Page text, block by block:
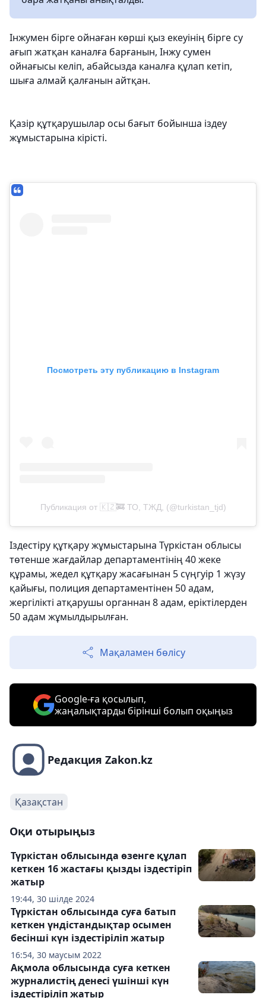
Інжумен бірге ойнаған көрші қыз екеуінің бірге су
ағып жатқан каналға барғанын, Інжу сумен
ойнағысы келіп, абайсызда каналға құлап кетіп,
шыға алмай қалғанын айтқан.
Қазір құтқарушылар осы бағыт бойынша іздеу
жұмыстарына кірісті.
Посмотреть эту публикацию в Instagram
Публикация от 🇰🇿🚒 ТО, ТЖД, (@turkistan_tjd)
Іздестіру құтқару жұмыстарына Түркістан облысы
төтенше жағдайлар департаментінің 40 жеке
құрамы, жедел құтқару жасағынан 5 сүңгуір 1 жүзу
қайығы, полиция департаментінен 50 адам,
жергілікті атқарушы органнан 8 адам, еріктілерден
50 адам жұмылдырылған.
Мақаламен бөлісу
Google-ға қосылып,
жаңалықтарды бірінші болып оқыңыз
Редакция Zakon.kz
Қазақстан
Оқи отырыңыз
19:44, 30 шілде 2024
Түркістан облысында өзенге құлап
кеткен 16 жастағы қызды іздестіріп
жатыр
16:54, 30 маусым 2022
Түркістан облысында суға батып
кеткен үндістандықтар осымен
бесінші күн іздестіріліп жатыр
Ақмола облысында суға кеткен
журналистің денесі үшінші күн
іздестіріліп жатыр